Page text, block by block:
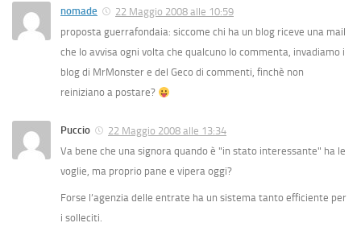
nomade
22 Maggio 2008 alle 10:59
proposta guerrafondaia: siccome chi ha un blog riceve una mail
che lo avvisa ogni volta che qualcuno lo commenta, invadiamo i
blog di MrMonster e del Geco di commenti, finchè non
reiniziano a postare?
Puccio
22 Maggio 2008 alle 13:34
Va bene che una signora quando è "in stato interessante" ha le
voglie, ma proprio pane e vipera oggi?
Forse l’agenzia delle entrate ha un sistema tanto efficiente per
i solleciti.